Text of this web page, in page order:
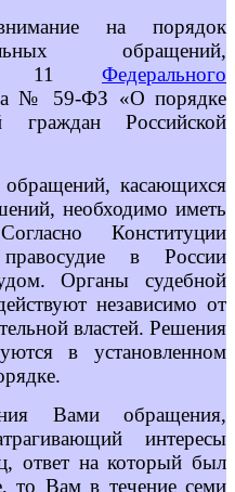
на порядок
обращений,
ст. 11 Федерального
№ 59-ФЗ «О порядке
граждан Российской
касающихся
необходимо иметь
Конституции
в России
Органы судебной
независимо от
властей. Решения
в установленном
Вами обращения,
интересы
ответ на который был
то Вам в течение семи